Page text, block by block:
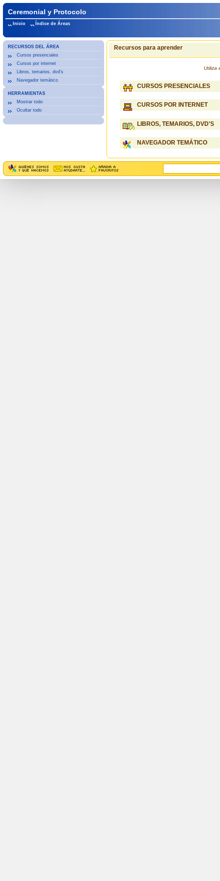
Ceremonial y Protocolo
Inicio Índice de Áreas
RECURSOS DEL ÁREA
Cursos presenciales
Cursos por internet
Libros, temarios, dvd's
Navegador temático
HERRAMIENTAS
Mostrar todo
Ocultar todo
Recursos para aprender
Utiliza
CURSOS PRESENCIALES
CURSOS POR INTERNET
LIBROS, TEMARIOS, DVD'S
NAVEGADOR TEMÁTICO